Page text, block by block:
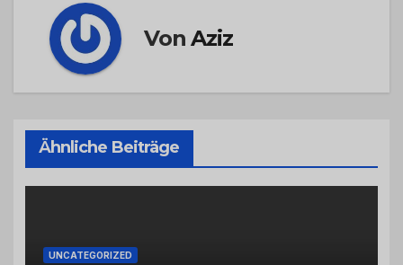
VonAziz
Ähnliche Beiträge
UNCATEGORIZED